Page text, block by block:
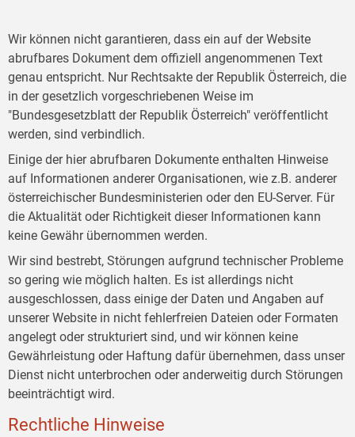
Wir können nicht garantieren, dass ein auf der Website
abrufbares Dokument dem offiziell angenommenen Text
genau entspricht. Nur Rechtsakte der Republik Österreich, die
in der gesetzlich vorgeschriebenen Weise im
"Bundesgesetzblatt der Republik Österreich" veröffentlicht
werden, sind verbindlich.
Einige der hier abrufbaren Dokumente enthalten Hinweise
auf Informationen anderer Organisationen, wie z.B. anderer
österreichischer Bundesministerien oder den EU-Server. Für
die Aktualität oder Richtigkeit dieser Informationen kann
keine Gewähr übernommen werden.
Wir sind bestrebt, Störungen aufgrund technischer Probleme
so gering wie möglich halten. Es ist allerdings nicht
ausgeschlossen, dass einige der Daten und Angaben auf
unserer Website in nicht fehlerfreien Dateien oder Formaten
angelegt oder strukturiert sind, und wir können keine
Gewährleistung oder Haftung dafür übernehmen, dass unser
Dienst nicht unterbrochen oder anderweitig durch Störungen
beeinträchtigt wird.
Rechtliche Hinweise